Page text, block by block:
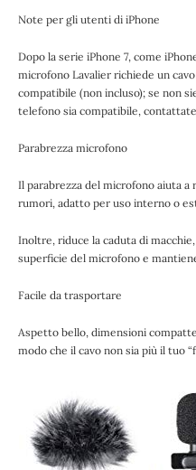
Note per gli utenti di iPhone
Dopo la serie iPhone 7, come
microfono Lavalier richiede un
compatibile (non incluso); se non
telefono sia compatibile,
Parabrezza microfono
Il parabrezza del microfono aiuta
rumori, adatto per uso interno o
Inoltre, riduce la caduta di
superficie del microfono e
Facile da trasportare
Aspetto bello, dimensioni
modo che il cavo non sia più il tuo